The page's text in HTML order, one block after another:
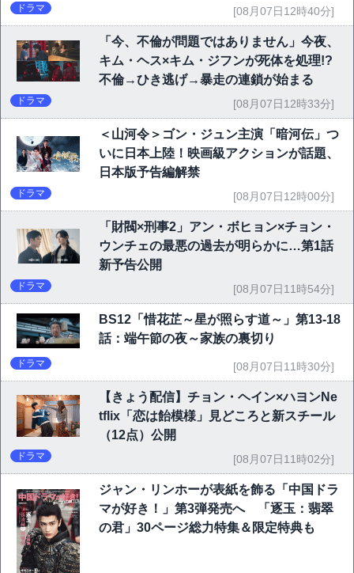
ドラマ [08月07日12時40分]
「今、不倫が問題ではありません」今夜、
キム・ヘス×キム・ジフンが死体を処理!?
不倫→ひき逃げ→暴走の連鎖が始まる
ドラマ [08月07日12時33分]
＜山河令＞ゴン・ジュン主演「暗河伝」つ
いに日本上陸！映画級アクションが話題、
日本版予告編解禁
ドラマ [08月07日12時00分]
「財閥×刑事2」アン・ボヒョン×チョン・
ウンチェの最悪の過去が明らかに…第1話
新予告公開
ドラマ [08月07日11時54分]
BS12「惜花芷～星が照らす道～」第13-18
話：端午節の夜～家族の裏切り
ドラマ [08月07日11時30分]
【きょう配信】チョン・ヘイン×ハヨンNe
tflix「恋は飴模様」見どころと新スチール
（12点）公開
ドラマ [08月07日11時02分]
ジャン・リンホーが表紙を飾る「中国ドラ
マが好き！」第3弾発売へ 「逐玉：翡翠
の君」30ページ総力特集＆限定特典も